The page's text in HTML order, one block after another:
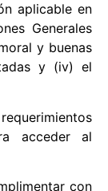
aplicable en
Generales
y buenas
y (iv) el
acceder al
con